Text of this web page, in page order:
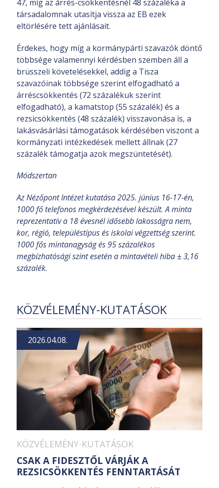
47, míg az árrés-csökkentésnél 48 százaléka a
társadalomnak utasítja vissza az EB ezek
eltörlésére tett ajánlásait.
Érdekes, hogy míg a kormánypárti szavazók döntő
többsége valamennyi kérdésben szemben áll a
brüsszeli követelésekkel, addig a Tisza
szavazóinak többsége szerint elfogadható a
árréscsökkentés (72 százalékuk szerint
elfogadható), a kamatstop (55 százalék) és a
rezsicsökkentés (48 százalék) visszavonása is, a
lakásvásárlási támogatások kérdésében viszont a
kormányzati intézkedések mellett állnak (27
százalék támogatja azok megszüntetését).
Módszertan
Az Nézőpont Intézet kutatása 2025. június 16-17-én,
1000 fő telefonos megkérdezésével készült. A minta
reprezentatív a 18 évesnél idősebb lakosságra nem,
kor, régió, településtípus és iskolai végzettség szerint.
1000 fős mintanagyság és 95 százalékos
megbízhatósági szint esetén a mintavételi hiba ± 3,16
százalék.
KÖZVÉLEMÉNY-KUTATÁSOK
2026.04.08.
KÖZVÉLEMÉNY-KUTATÁSOK
CSAK A FIDESZTŐL VÁRJÁK A
REZSICSÖKKENTÉS FENNTARTÁSÁT